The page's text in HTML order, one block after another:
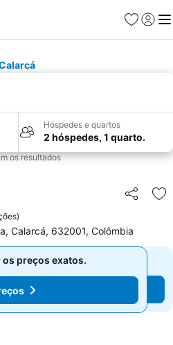
Favoritos
Iniciar
Hóspedes e quartos
2 hóspedes, 1 quarto.
os resultados
Partilhar
)
Calarcá, 632001, Colômbia
preços exatos.
preços
os preços exatos.